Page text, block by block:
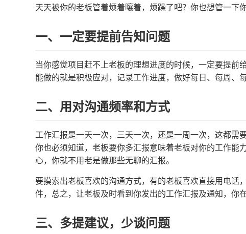
天天被你的老板管着烦着嚷着，烦躁了吧？你也想管一下
一、一定要提前告知问题
当你感觉项目赶不上老板的理想进度的时候，一定要提前
能做的就是积极应对，记录工作进度，做好每日、每周、
二、用对沟通频率和方式
工作汇报是一天一次，三天一次，还是一周一次，这都需
你也必须知道，老板要你多汇报意味着老板对你的工作能
心，你就不用老是做那些无聊的汇报。
要摸索出老板喜欢的沟通方式，有的老板喜欢直接用电话
件，总之，让老板及时看到你发出的工作汇报及通知，你
三、多提建议，少谈问题